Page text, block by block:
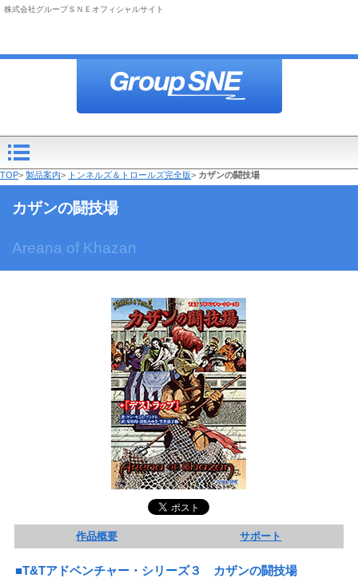
株式会社グループＳＮＥオフィシャルサイト
TOP> 製品案内> トンネルズ＆トロールズ完全版> カザンの闘技場
カザンの闘技場
Areana of Khazan
作品概要 サポート
■T&Tアドベンチャー・シリーズ３ カザンの闘技場